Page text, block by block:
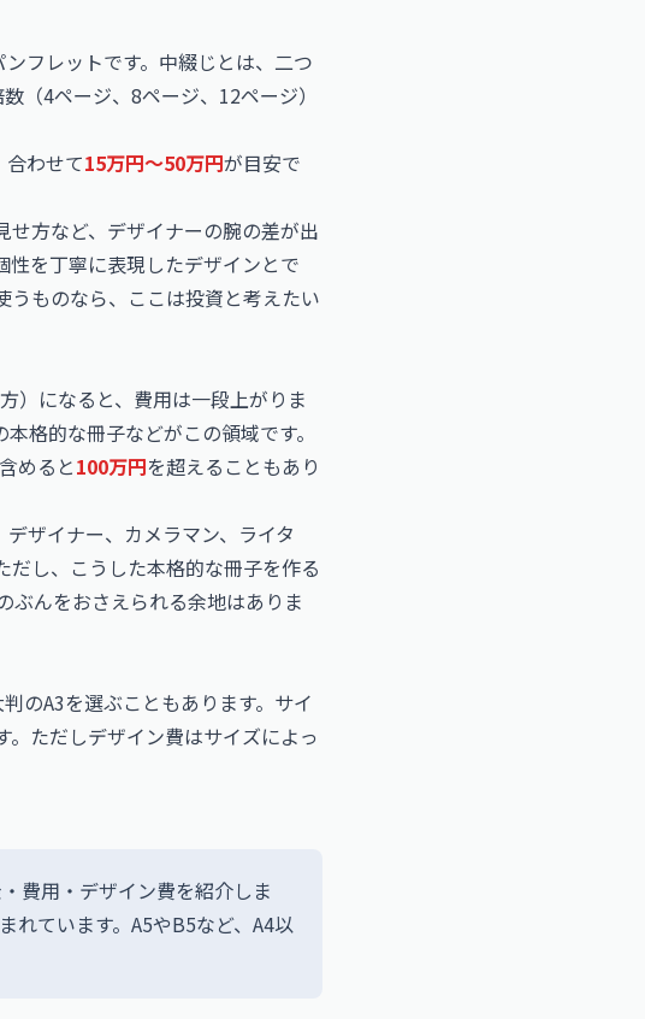
フレットです。中綴じとは、二つ
（4ページ、8ページ、12ページ）
合わせて15万円〜50万円が目安で
せ方など、デザイナーの腕の差が出
を丁寧に表現したデザインとで
うものなら、ここは投資と考えたい
）になると、費用は一段上がりま
格的な冊子などがこの領域です。
めると100万円を超えることもあり
ザイナー、カメラマン、ライタ
し、こうした本格的な冊子を作る
ぶんをおさえられる余地はありま
のA3を選ぶこともあります。サイ
ただしデザイン費はサイズによっ
費用・デザイン費を紹介しま
れています。A5やB5など、A4以